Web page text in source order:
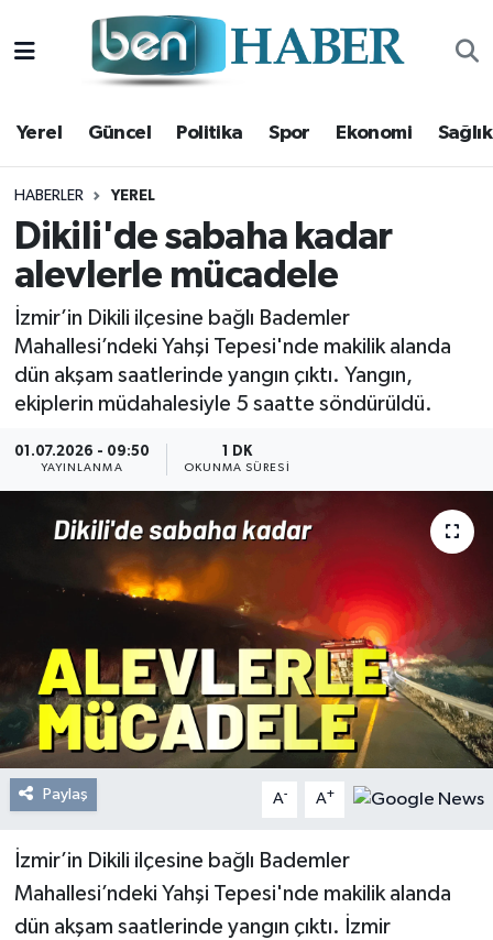
Yerel Güncel Politika Spor Ekonomi Sağlık
HABERLER YEREL
Dikili'de sabaha kadar
alevlerle mücadele
İzmir’in Dikili ilçesine bağlı Bademler
Mahallesi’ndeki Yahşi Tepesi'nde makilik alanda
dün akşam saatlerinde yangın çıktı. Yangın,
ekiplerin müdahalesiyle 5 saatte söndürüldü.
01.07.2026 - 09:50
YAYINLANMA
1 DK
OKUNMA SÜRESI
Paylaş A- A+
İzmir’in Dikili ilçesine bağlı Bademler
Mahallesi’ndeki Yahşi Tepesi'nde makilik alanda
dün akşam saatlerinde yangın çıktı. İzmir
Yerel
Güncel
Politika
Spor
Ekonomi
Sağlık
Kültür Sanat
Resmi Reklam
Röportajlar
Hava Durumu
Trafik Durumu
Süper Lig Puan Durumu ve Fikstür
Tüm Manşetler
Son Dakika Haberleri
Haber Arşivi